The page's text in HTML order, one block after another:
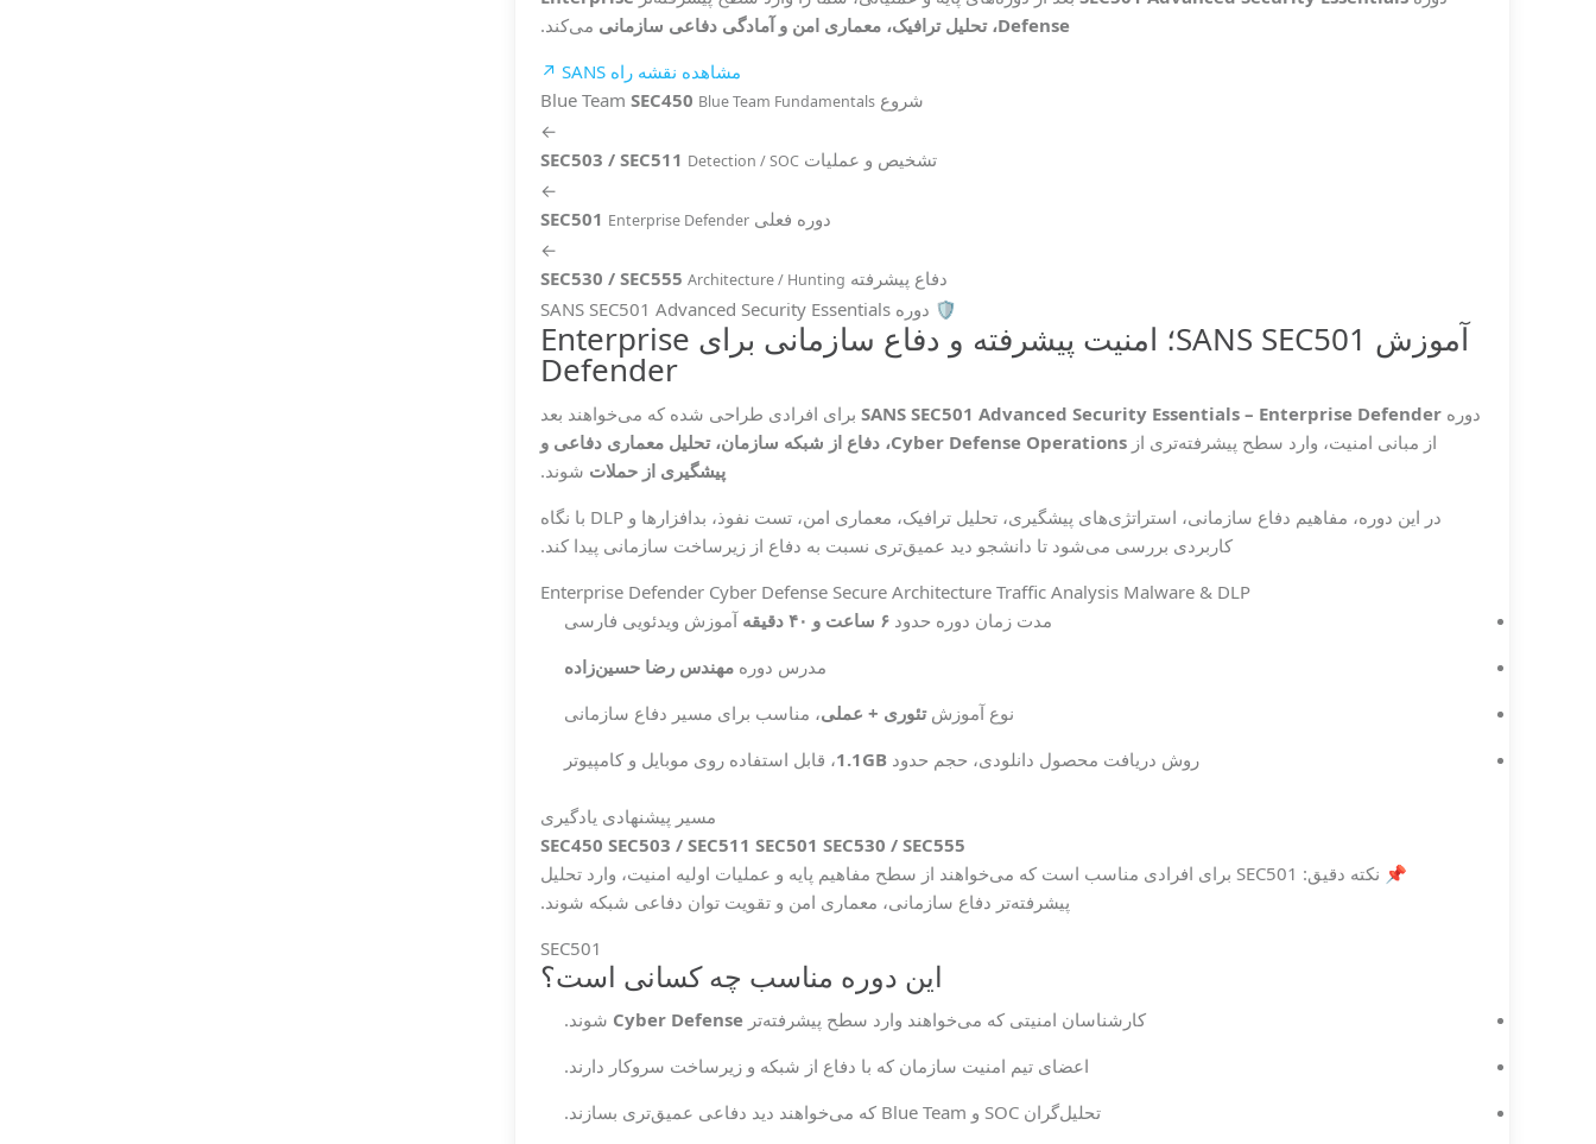
Defense، تحلیل ترافیک، معماری امن و آمادگی دفاعی سازمانی
می‌کند.
مشاهده نقشه راه SANS ↗
شروع Blue Team
SEC450 Blue Team Fundamentals
←
تشخیص و عملیات
SEC503 / SEC511 Detection / SOC
←
دوره فعلی
SEC501 Enterprise Defender
←
دفاع پیشرفته
SEC530 / SEC555 Architecture / Hunting
🛡️ دوره SANS SEC501 Advanced Security Essentials
آموزش SANS SEC501؛ امنیت پیشرفته و دفاع سازمانی برای Enterprise
Defender
دوره SANS SEC501 Advanced Security Essentials – Enterprise Defenderبرای افرادی طراحی شده که می‌خواهند بعد
از مبانی امنیت، وارد سطح پیشرفته‌تری از
Cyber Defense Operations، دفاع از شبکه سازمان، تحلیل معماری دفاعی و
پیشگیری از حملات شوند.
در این دوره، مفاهیم دفاع سازمانی، استراتژی‌های پیشگیری، تحلیل ترافیک، معماری امن، تست نفوذ، بدافزارها و DLP با نگاه
کاربردی بررسی می‌شود تا دانشجو دید عمیق‌تری نسبت به دفاع از زیرساخت سازمانی پیدا کند.
Enterprise Defender Cyber Defense Secure Architecture Traffic Analysis Malware & DLP
مدت زمان دوره حدود ۶ ساعت و ۴۰ دقیقه
آموزش ویدئویی فارسی
مدرس دوره مهندس رضا حسین‌زاده
نوع آموزش تئوری + عملی، مناسب برای مسیر دفاع سازمانی
روش دریافت محصول دانلودی، حجم حدود 1.1GB، قابل استفاده روی موبایل و کامپیوتر
مسیر پیشنهادی یادگیری
SEC450 SEC503 / SEC511 SEC501 SEC530 / SEC555
📌 نکته دقیق: SEC501 برای افرادی مناسب است که می‌خواهند از سطح مفاهیم پایه و عملیات اولیه امنیت، وارد تحلیل
پیشرفته‌تر دفاع سازمانی، معماری امن و تقویت توان دفاعی شبکه شوند.
SEC501
این دوره مناسب چه کسانی است؟
کارشناسان امنیتی که می‌خواهند وارد سطح پیشرفته‌تر Cyber Defense شوند.
اعضای تیم امنیت سازمان که با دفاع از شبکه و زیرساخت سروکار دارند.
تحلیل‌گران SOC و Blue Team که می‌خواهند دید دفاعی عمیق‌تری بسازند.